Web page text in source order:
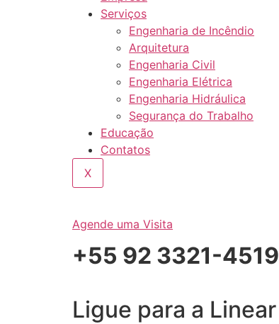
Serviços
Engenharia de Incêndio
Arquitetura
Engenharia Civil
Engenharia Elétrica
Engenharia Hidráulica
Segurança do Trabalho
Educação
Contatos
X
Agende uma Visita
+55 92 3321-4519
Ligue para a Linear